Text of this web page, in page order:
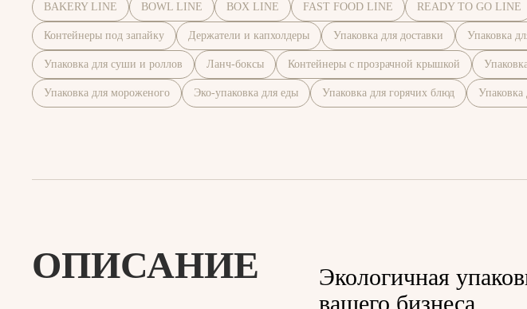
BAKERY LINE BOWL LINE BOX LINE FAST FOOD LINE READY TO GO LINE
Контейнеры под запайку Держатели и капхолдеры Упаковка для доставки Упаковка
Упаковка для суши и роллов Ланч-боксы Контейнеры с прозрачной крышкой
Упаковка для мороженого Эко-упаковка для еды Упаковка для горячих блюд Упаковка
ОПИСАНИЕ
Экологичная
вашего бизнеса